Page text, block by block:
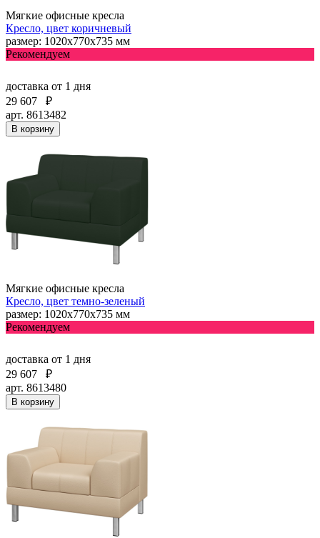
Мягкие офисные кресла
Кресло, цвет коричневый
размер: 1020х770х735 мм
Рекомендуем
доставка от 1 дня
29 607
₽
арт. 8613482
В корзину
Мягкие офисные кресла
Кресло, цвет темно-зеленый
размер: 1020х770х735 мм
Рекомендуем
доставка от 1 дня
29 607
₽
арт. 8613480
В корзину